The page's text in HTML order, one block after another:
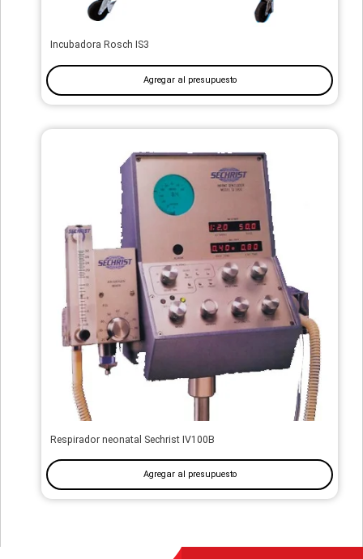
Incubadora Rosch IS3
Agregar al presupuesto
Respirador neonatal Sechrist IV100B
Agregar al presupuesto